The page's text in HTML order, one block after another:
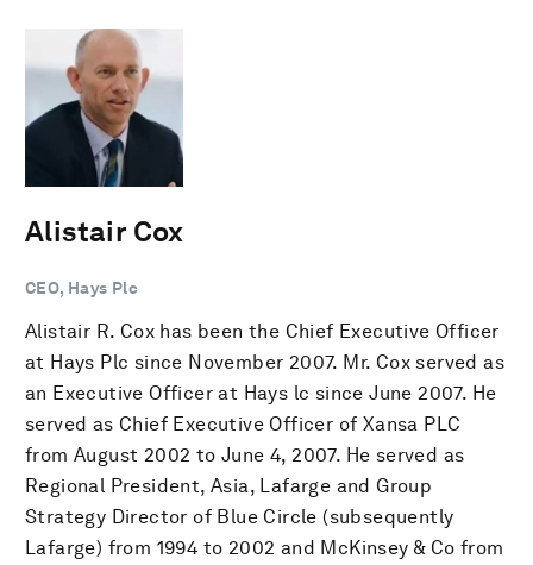
Alistair Cox
CEO, Hays Plc
Alistair R. Cox has been the Chief Executive Officer
at Hays Plc since November 2007. Mr. Cox served as
an Executive Officer at Hays lc since June 2007. He
served as Chief Executive Officer of Xansa PLC
from August 2002 to June 4, 2007. He served as
Regional President, Asia, Lafarge and Group
Strategy Director of Blue Circle (subsequently
Lafarge) from 1994 to 2002 and McKinsey & Co from